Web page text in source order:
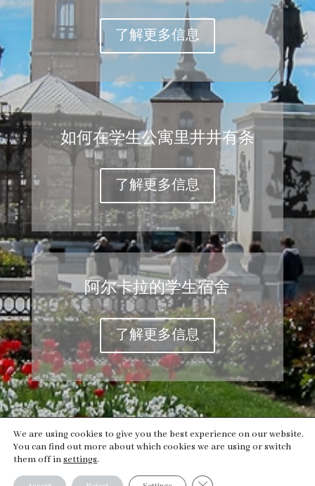
了解更多信息
如何在学生公寓里井井有条
了解更多信息
阿尔卡拉的学生宿舍
了解更多信息
We are using cookies to give you the best experience on our website.
You can find out more about which cookies we are using or switch
them off insettings.
Close GDPR Cookie Banner